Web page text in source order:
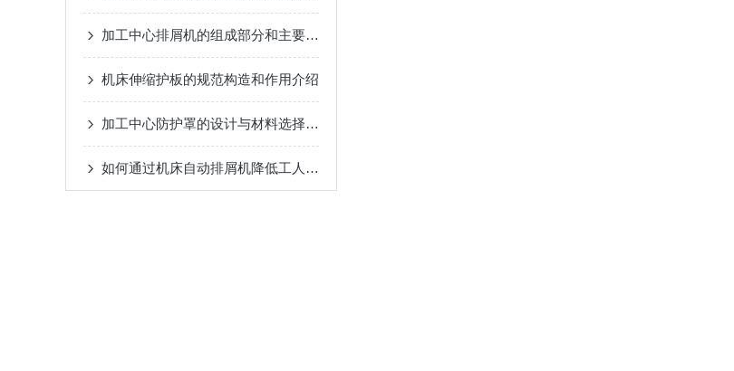
加工中心排屑机的组成部分和主要特性介绍
机床伸缩护板的规范构造和作用介绍
加工中心防护罩的设计与材料选择指南说明
如何通过机床自动排屑机降低工人劳动强度？